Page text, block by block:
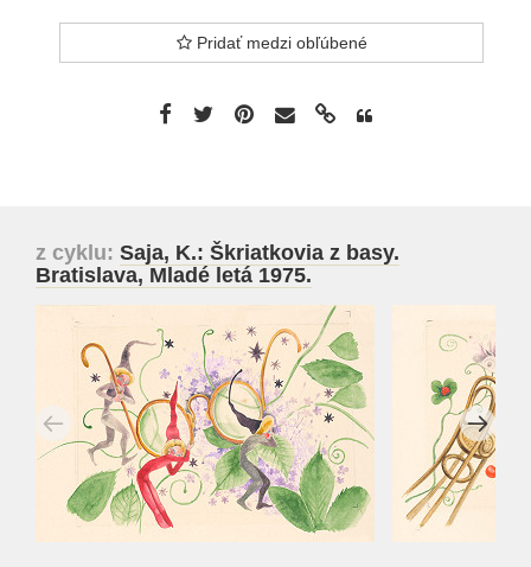
Pridať medzi obľúbené
z cyklu: Saja, K.: Škriatkovia z basy.
Bratislava, Mladé letá 1975.